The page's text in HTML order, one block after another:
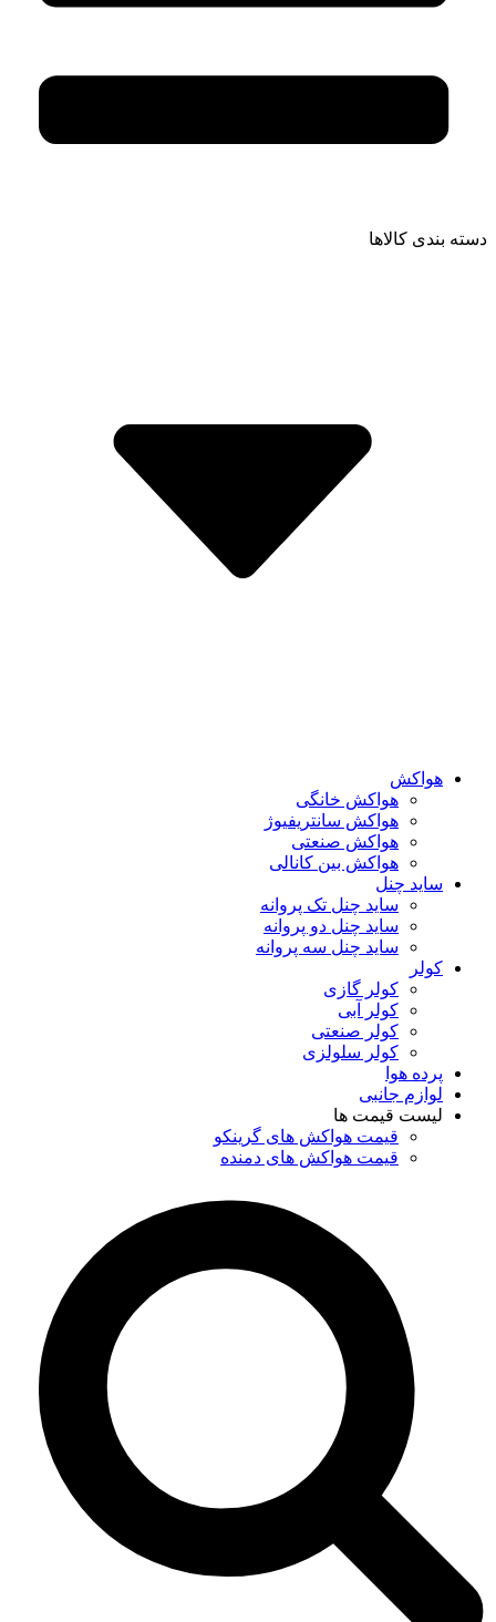
دسته بندی کالاها
هواکش
هواکش خانگی
هواکش سانتریفیوژ
هواکش صنعتی
هواکش بین کانالی
ساید چنل
ساید چنل تک پروانه
ساید چنل دو پروانه
ساید چنل سه پروانه
کولر
کولر گازی
کولر آبی
کولر صنعتی
کولر سلولزی
پرده هوا
لوازم جانبی
لیست قیمت ها
قیمت هواکش های گرینکو
قیمت هواکش های دمنده